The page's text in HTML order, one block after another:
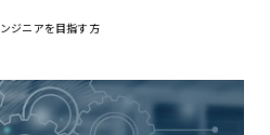
ジニアを目指す方